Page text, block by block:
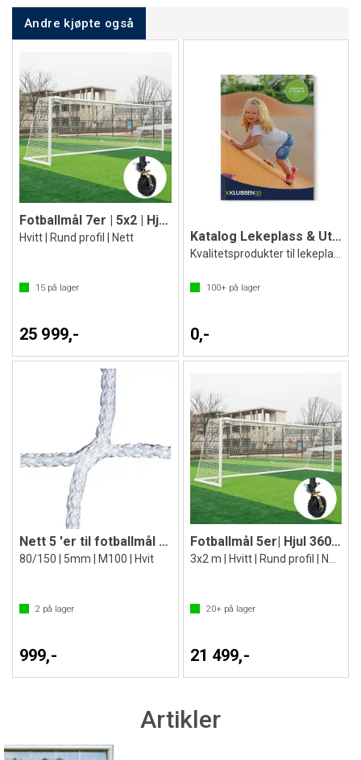
Andre kjøpte også
Fotballmål 7er | 5x2 | Hjul 360 grader
Hvitt | Rund profil | Nett
15 på lager
25 999,-
Katalog Lekeplass & Utemiljø 2026
100+på lager
0,-
Nett 5 'er til fotballmål 300 x200 cm
80/150 | 5mm | M100 | Hvit
2 på lager
999,-
Fotballmål 5er| Hjul 360 grader
20+på lager
21 499,-
Artikler